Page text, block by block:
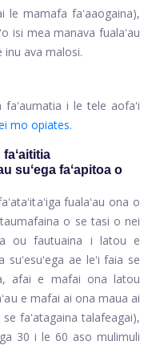
le mamafa faʻaaogaina),
isi mea manava fualaʻau
inu ava malosi.
i le tele aofaʻi
mo opiates.
suʻega faʻapitoa o
fualaʻau ona o
taumafaina o se tasi o nei
ou fautuaina i latou e
ae leʻi faia se
afai e mafai ona latou
e mafai ai ona maua ai
faʻatagaina talafeagai),
30 i le 60 aso mulimuli